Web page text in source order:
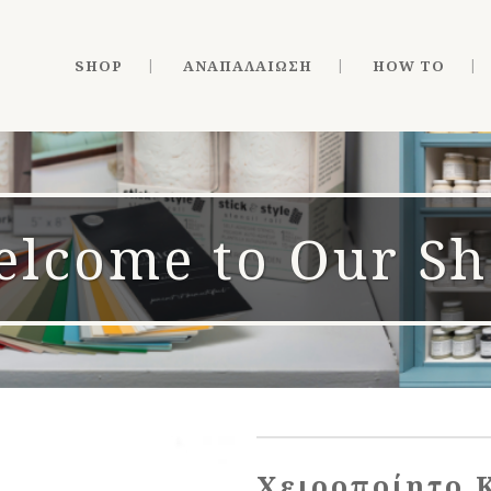
SHOP ΑΝΑΠΑΛΑΊΩΣΗ HOW TO
to Our